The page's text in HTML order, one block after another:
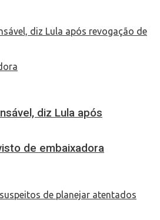
diz Lula após
de embaixadora